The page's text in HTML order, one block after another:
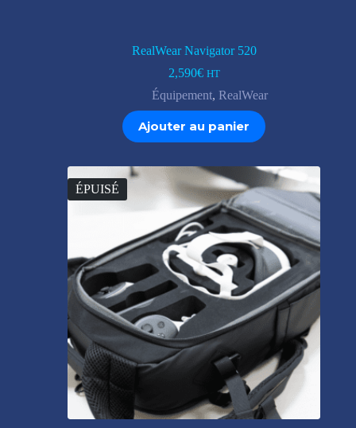
RealWear Navigator 520
2,590€ HT
Équipement, RealWear
Ajouter au panier
ÉPUISÉ